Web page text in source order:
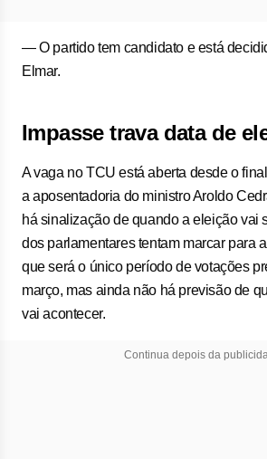
— O partido tem candidato e está
Elmar.
Impasse trava data de
A vaga no TCU está aberta desde o
a aposentadoria do ministro Aroldo
há sinalização de quando a eleição vai
dos parlamentares tentam marcar para
que será o único período de votações
março, mas ainda não há previsão de
vai acontecer.
Continua depois da